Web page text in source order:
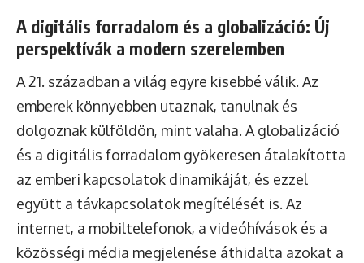
A digitális forradalom és a globalizáció: Új
perspektívák a modern szerelemben
A 21. században a világ egyre kisebbé válik. Az
emberek könnyebben utaznak, tanulnak és
dolgoznak külföldön, mint valaha. A globalizáció
és a digitális forradalom gyökeresen átalakította
az emberi kapcsolatok dinamikáját, és ezzel
együtt a távkapcsolatok megítélését is. Az
internet, a mobiltelefonok, a videóhívások és a
közösségi média megjelenése áthidalta azokat a